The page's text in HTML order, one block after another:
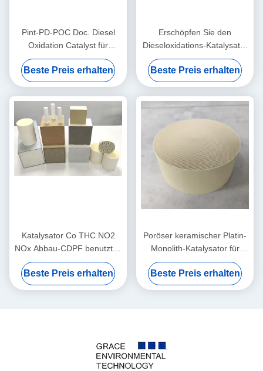
Pint-PD-POC Doc. Diesel
Oxidation Catalyst für
Fahrzeuge 3" 4" 300 Cpsi
Euro 3 4 5
Beste Preis erhalten
Erschöpfen Sie den
Dieseloxidations-Katalysator
Doc. CCRT CDPF
schädliches Endstück-Gas-
Dieselbus-LKWs behandelnd
Beste Preis erhalten
Katalysator Co THC NO2
NOx Abbau-CDPF benutzt in
Doc. Continuous Passive
Regeneration
Beste Preis erhalten
Poröser keramischer Platin-
Monolith-Katalysator für
Dieselmotor-Euro 5 V
Beste Preis erhalten